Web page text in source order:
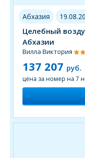
Абхазия
Целебный
Абхазии
Вилла Виктория
137 207 руб.
цена за номер на 7